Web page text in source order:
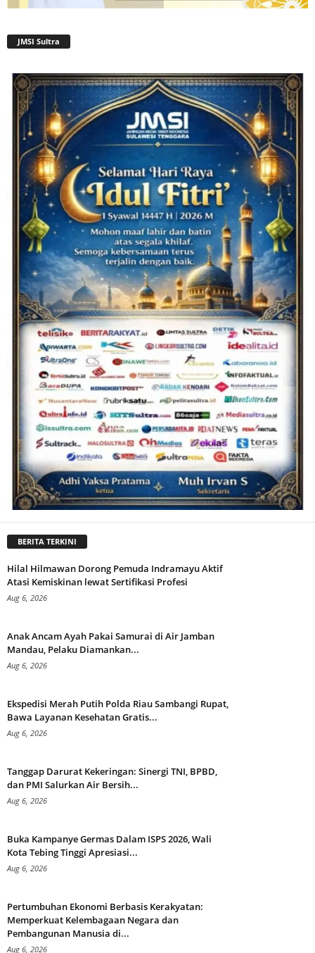
JMSI Sultra
BERITA TERKINI
Hilal Hilmawan Dorong Pemuda Indramayu Aktif
Atasi Kemiskinan lewat Sertifikasi Profesi
Aug 6, 2026
Anak Ancam Ayah Pakai Samurai di Air Jamban
Mandau, Pelaku Diamankan...
Aug 6, 2026
Ekspedisi Merah Putih Polda Riau Sambangi Rupat,
Bawa Layanan Kesehatan Gratis...
Aug 6, 2026
Tanggap Darurat Kekeringan: Sinergi TNI, BPBD,
dan PMI Salurkan Air Bersih...
Aug 6, 2026
Buka Kampanye Germas Dalam ISPS 2026, Wali
Kota Tebing Tinggi Apresiasi...
Aug 6, 2026
Pertumbuhan Ekonomi Berbasis Kerakyatan:
Memperkuat Kelembagaan Negara dan
Pembangunan Manusia di...
Aug 6, 2026